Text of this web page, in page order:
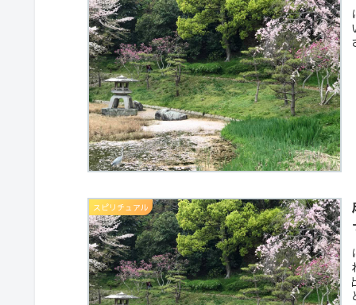
スピリチュアル